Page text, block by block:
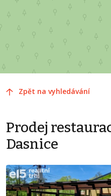
Zpět na vyhledávání
Prodej
Dasnice